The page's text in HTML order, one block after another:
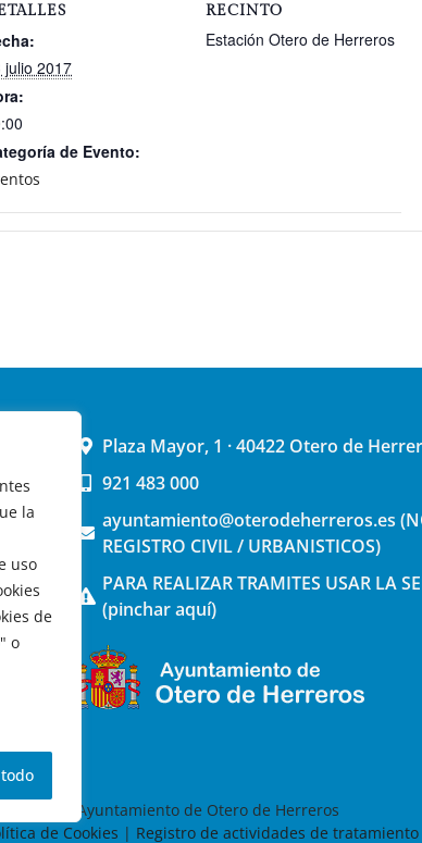
la
uso
de
o
julio 2017
de Evento:
RECINTO
Estación Otero de Herreros
Plaza Mayor, 1 · 40422 Otero de
921 483 000
ayuntamiento@oterodeherreros.es
REGISTRO CIVIL / URBANISTICOS)
PARA REALIZAR TRAMITES USAR LA
(pinchar aquí)
© 2026 Ayuntamiento de Otero de Herreros
de Cookies | Registro de actividades de tratamiento